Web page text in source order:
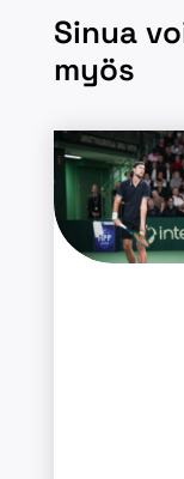
Sinua
myös